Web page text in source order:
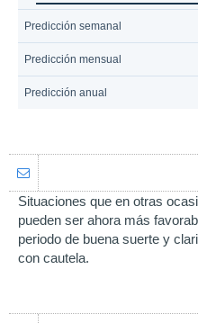
Predicción semanal
Predicción mensual
Predicción anual
Situaciones que en otras
pueden ser ahora más
periodo de buena suerte y
con cautela.